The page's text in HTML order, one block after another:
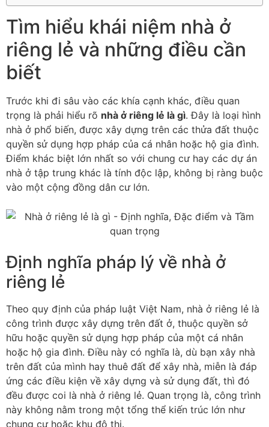
Tìm hiểu khái niệm nhà ở
riêng lẻ và những điều cần
biết
Trước khi đi sâu vào các khía cạnh khác, điều quan
trọng là phải hiểu rõ nhà ở riêng lẻ là gì. Đây là loại hình
nhà ở phổ biến, được xây dựng trên các thửa đất thuộc
quyền sử dụng hợp pháp của cá nhân hoặc hộ gia đình.
Điểm khác biệt lớn nhất so với chung cư hay các dự án
nhà ở tập trung khác là tính độc lập, không bị ràng buộc
vào một cộng đồng dân cư lớn.
Định nghĩa pháp lý về nhà ở
riêng lẻ
Theo quy định của pháp luật Việt Nam, nhà ở riêng lẻ là
công trình được xây dựng trên đất ở, thuộc quyền sở
hữu hoặc quyền sử dụng hợp pháp của một cá nhân
hoặc hộ gia đình. Điều này có nghĩa là, dù bạn xây nhà
trên đất của mình hay thuê đất để xây nhà, miễn là đáp
ứng các điều kiện về xây dựng và sử dụng đất, thì đó
đều được coi là nhà ở riêng lẻ. Quan trọng là, công trình
này không nằm trong một tổng thể kiến trúc lớn như
chung cư hoặc khu đô thị.